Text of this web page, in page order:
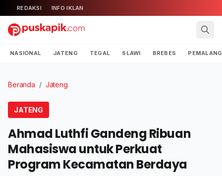
REDAKSI INFO IKLAN
NASIONAL JATENG TEGAL SLAWI BREBES PEMALANG
Beranda / Jateng
JATENG
Ahmad Luthfi Gandeng Ribuan
Mahasiswa untuk Perkuat
Program Kecamatan Berdaya